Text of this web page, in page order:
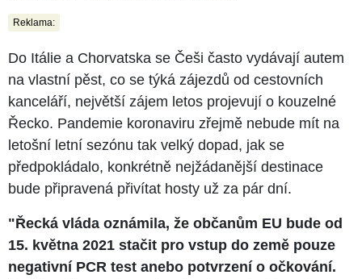
Reklama:
Do Itálie a Chorvatska se Češi často vydávají autem
na vlastní pěst, co se týká zájezdů od cestovních
kanceláří, největší zájem letos projevují o kouzelné
Řecko. Pandemie koronaviru zřejmě nebude mít na
letošní letní sezónu tak velký dopad, jak se
předpokládalo, konkrétně nejžádanější destinace
bude připravená přivítat hosty už za pár dní.
"Řecká vláda oznámila, že občanům EU bude od
15. května 2021 stačit pro vstup do země pouze
negativní PCR test anebo potvrzení o očkování.